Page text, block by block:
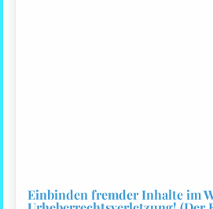
Einbinden fremder Inhalte im